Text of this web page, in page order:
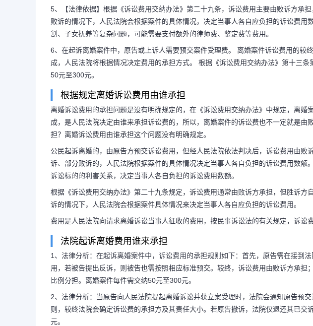
5、【法律依据】根据《诉讼费用交纳办法》第二十九条，诉讼费用主要由败诉方承
败诉的情况下，人民法院会根据案件的具体情况，决定当事人各自应负担的诉讼费用
割、子女抚养等复杂问题，可能需要支付额外的律师费、鉴定费等费用。
6、在起诉离婚案件中，原告或上诉人需要预交案件受理费。 离婚案件诉讼费用的较
成，人民法院将根据情况决定费用的承担方式。 根据《诉讼费用交纳办法》第十三
50元至300元。
根据规定离婚诉讼费用由谁承担
离婚诉讼费用的承担问题是没有明确规定的，在《诉讼费用交纳办法》中规定，离婚
成，是人民法院决定由谁来承担诉讼费的，所以，离婚案件的诉讼费也不一定就是由
担？离婚诉讼费用由谁承担这个问题没有明确规定。
公民起诉离婚的，由原告方预交诉讼费用，但经人民法院依法判决后，诉讼费用由败
诉、部分败诉的，人民法院根据案件的具体情况决定当事人各自负担的诉讼费用数额
诉讼标的的利害关系，决定当事人各自负担的诉讼费用数额。
根据《诉讼费用交纳办法》第二十九条规定，诉讼费用通常由败诉方承担，但胜诉方
诉的情况下，人民法院会根据案件具体情况来决定当事人各自应负担的诉讼费用。
费用是人民法院向请求离婚诉讼当事人征收的费用，按民事诉讼法的有关规定，诉讼
法院起诉离婚费用谁来承担
1、法律分析：在起诉离婚案件中，诉讼费用的承担规则如下：首先，原告需在接到
用，若被告提出反诉，则被告也需按照相应标准预交。较终，诉讼费用由败诉方承担
比例分担。离婚案件每件需交纳50元至300元。
2、法律分析：当原告向人民法院提起离婚诉讼并获立案受理时，法院会通知原告预
则，较终法院会确定诉讼费的承担方及其责任大小。若原告撤诉，法院仅退还其已交
元。